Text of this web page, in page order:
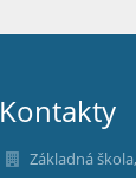
Kontakty
Základná